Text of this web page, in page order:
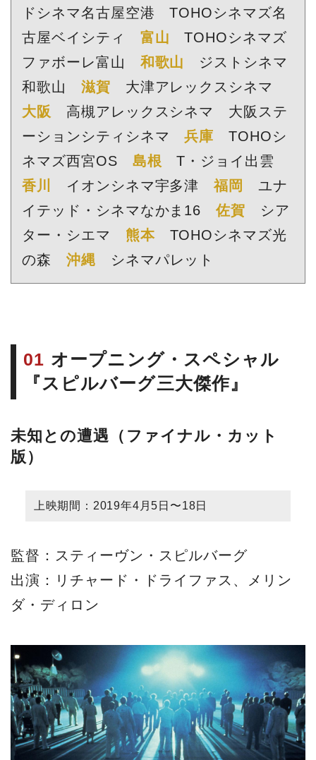
ドシネマ名古屋空港 TOHOシネマズ名
古屋ベイシティ 富山 TOHOシネマズ
ファボーレ富山 和歌山
ジストシネマ
和歌山 滋賀 大津アレックスシネマ
大阪
高槻アレックスシネマ 大阪ステ
ーションシティシネマ兵庫 TOHOシ
ネマズ西宮OS 島根 T・ジョイ出雲
香川
イオンシネマ宇多津福岡
ユナ
イテッド・シネマなかま16佐賀 シア
ター・シエマ 熊本TOHOシネマズ光
の森 沖縄 シネマパレット
01 オープニング・スペシャル
『スピルバーグ三大傑作』
未知との遭遇（ファイナル・カット
版）
上映期間：2019年4月5日〜18日
監督：スティーヴン・スピルバーグ
出演：リチャード・ドライファス、メリン
ダ・ディロン